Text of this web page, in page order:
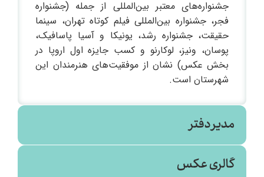
جشنواره‌های معتبر بین‌المللی از جمله (جشنواره
فجر، جشنواره بین‌المللی فیلم کوتاه تهران، سینما
حقیقت، جشنواره رشد، یونیکا و آسیا پاسافیک،
پوسان، ونیز، لوکارنو و کسب جایزه اول اروپا در
بخش عکس) نشان از موفقیت‌های هنرمندان این
شهرستان است.
مدیر دفتر
گالری عکس